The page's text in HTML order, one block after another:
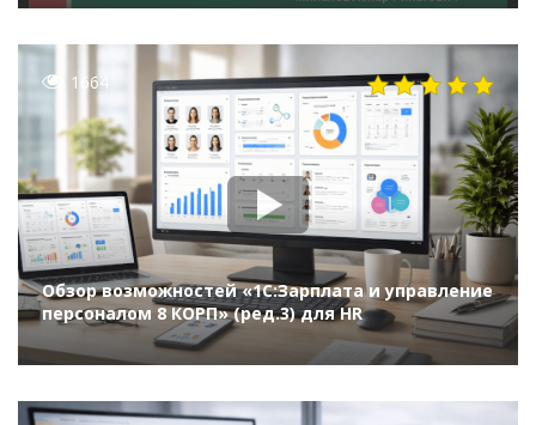
1664
Обзор возможностей «1С:Зарплата и управление
персоналом 8 КОРП» (ред.3) для HR